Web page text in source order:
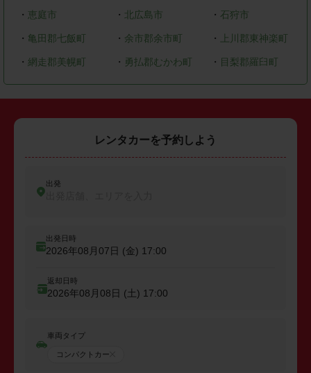
・ 恵庭市 ・ 北広島市 ・ 石狩市
・ 亀田郡七飯町 ・ 余市郡余市町 ・ 上川郡東神楽町
・ 網走郡美幌町 ・ 勇払郡むかわ町 ・ 目梨郡羅臼町
レンタカーを予約しよう
出発
出発日時
2026年08月07日 (金) 17:00
返却日時
2026年08月08日 (土) 17:00
車両タイプ
コンパクトカー